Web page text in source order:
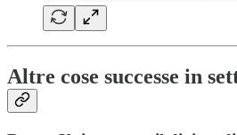
Altre cose successe in